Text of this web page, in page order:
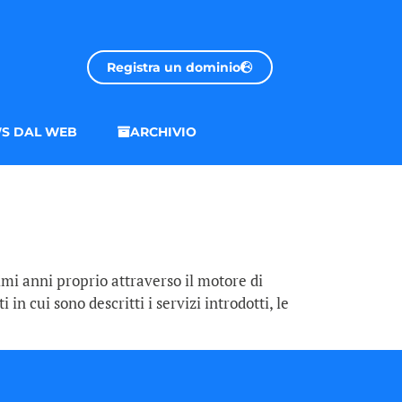
Registra un dominio
DAL WEB ARCHIVIO
anni proprio attraverso il motore di
in cui sono descritti i servizi introdotti, le